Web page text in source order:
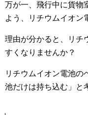
万が一、飛行中に貨物
よう、リチウムイオン
理由が分かると、リチ
すくなりませんか？
リチウムイオン電池の
池だけは持ち込む」と